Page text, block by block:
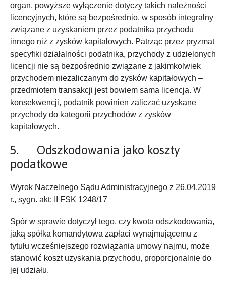
organ, powyższe wyłączenie dotyczy takich należności
licencyjnych, które są bezpośrednio, w sposób integralny
związane z uzyskaniem przez podatnika przychodu
innego niż z zysków kapitałowych. Patrząc przez pryzmat
specyfiki działalności podatnika, przychody z udzielonych
licencji nie są bezpośrednio związane z jakimkolwiek
przychodem niezaliczanym do zysków kapitałowych –
przedmiotem transakcji jest bowiem sama licencja. W
konsekwencji, podatnik powinien zaliczać uzyskane
przychody do kategorii przychodów z zysków
kapitałowych.
5. Odszkodowania jako koszty
podatkowe
Wyrok Naczelnego Sądu Administracyjnego z 26.04.2019
r., sygn. akt: II FSK 1248/17
Spór w sprawie dotyczył tego, czy kwota odszkodowania,
jaką spółka komandytowa zapłaci wynajmującemu z
tytułu wcześniejszego rozwiązania umowy najmu, może
stanowić koszt uzyskania przychodu, proporcjonalnie do
jej udziału.